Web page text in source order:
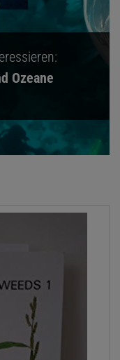
Ozeane